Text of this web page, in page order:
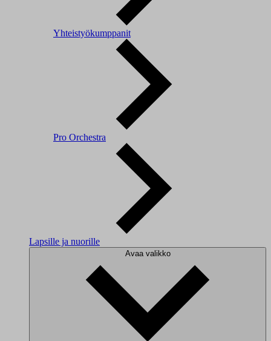
Yhteistyökumppanit
Pro Orchestra
Lapsille ja nuorille
Avaa valikko